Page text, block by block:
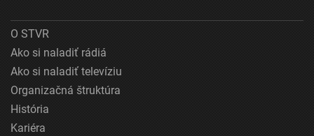
O STVR
Ako si naladiť rádiá
Ako si naladiť televíziu
Organizačná štruktúra
História
Kariéra